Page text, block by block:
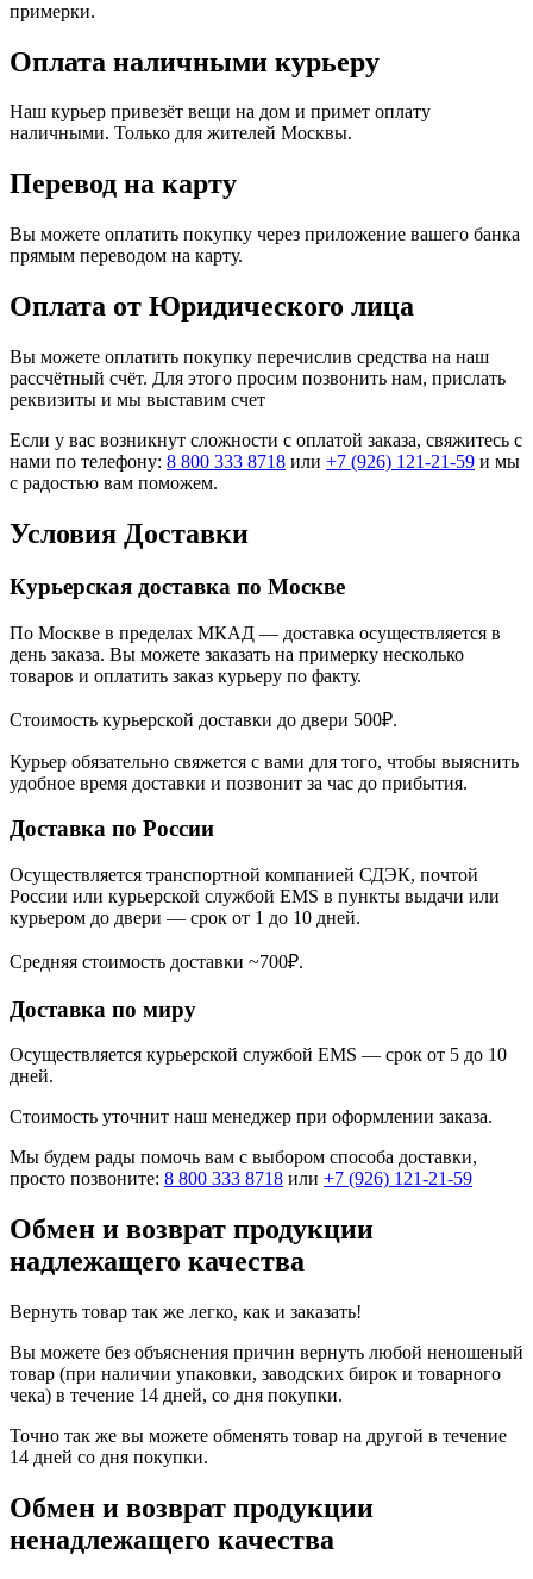
примерки.
Оплата наличными курьеру
Наш курьер привезёт вещи на дом и примет оплату
наличными. Только для жителей Москвы.
Перевод на карту
Вы можете оплатить покупку через приложение вашего банка
прямым переводом на карту.
Оплата от Юридического лица
Вы можете оплатить покупку перечислив средства на наш
рассчётный счёт. Для этого просим позвонить нам, прислать
реквизиты и мы выставим счет
Если у вас возникнут сложности с оплатой заказа, свяжитесь с
нами по телефону: 8 800 333 8718 или +7 (926) 121-21-59 и мы
с радостью вам поможем.
Условия Доставки
Курьерская доставка по Москве
По Москве в пределах МКАД — доставка осуществляется в
день заказа. Вы можете заказать на примерку несколько
товаров и оплатить заказ курьеру по факту.
Стоимость курьерской доставки до двери 500₽.
Курьер обязательно свяжется с вами для того, чтобы выяснить
удобное время доставки и позвонит за час до прибытия.
Доставка по России
Осуществляется транспортной компанией СДЭК, почтой
России или курьерской службой EMS в пункты выдачи или
курьером до двери — срок от 1 до 10 дней.
Средняя стоимость доставки ~700₽.
Доставка по миру
Осуществляется курьерской службой EMS — срок от 5 до 10
дней.
Стоимость уточнит наш менеджер при оформлении заказа.
Мы будем рады помочь вам с выбором способа доставки,
просто позвоните: 8 800 333 8718 или +7 (926) 121-21-59
Обмен и возврат продукции
надлежащего качества
Вернуть товар так же легко, как и заказать!
Вы можете без объяснения причин вернуть любой неношеный
товар (при наличии упаковки, заводских бирок и товарного
чека) в течение 14 дней, со дня покупки.
Точно так же вы можете обменять товар на другой в течение
14 дней со дня покупки.
Обмен и возврат продукции
ненадлежащего качества